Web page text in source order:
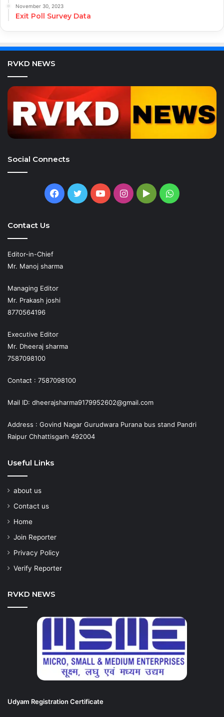
November 30, 2023
Exit Poll Survey Data
RVKD NEWS
Social Connects
Facebook
TwitterYouTubeInstagram
GoogleWhatsApp
Contact Us
Editor-in-Chief
Mr. Manoj sharma
Managing Editor
Mr. Prakash joshi
8770564196
Executive Editor
Mr. Dheeraj sharma
7587098100
Contact : 7587098100
Mail ID: dheerajsharma9179952602@gmail.com
Address : Govind Nagar Gurudwara Purana bus stand Pandri
Raipur Chhattisgarh 492004
Useful Links
about us
Contact us
Home
Join Reporter
Privacy Policy
Verify Reporter
RVKD NEWS
Udyam Registration Certificate